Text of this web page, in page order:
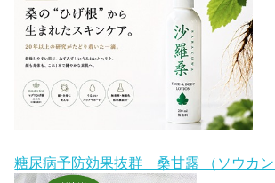
糖尿病予防効果抜群 桑甘露 （ソウカン